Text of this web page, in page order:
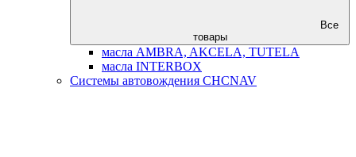
Все
товары
масла AMBRA, AKCELA, TUTELA
масла INTERBOX
Системы автовождения CHCNAV